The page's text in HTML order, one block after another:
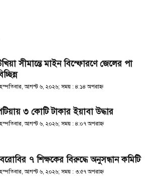
সীমান্তে মাইন বিস্ফোরণে জেলের পা
আগস্ট ৬, ২০২৬; সময় : ৪:১৪ অপরাহ্ণ
৩ কোটি টাকার ইয়াবা উদ্ধার
আগস্ট ৬, ২০২৬; সময় : ৪:০৭ অপরাহ্ণ
৭ শিক্ষকের বিরুদ্ধে অনুসন্ধান কমিটি
আগস্ট ৬, ২০২৬; সময় : ৩:৫৭ অপরাহ্ণ